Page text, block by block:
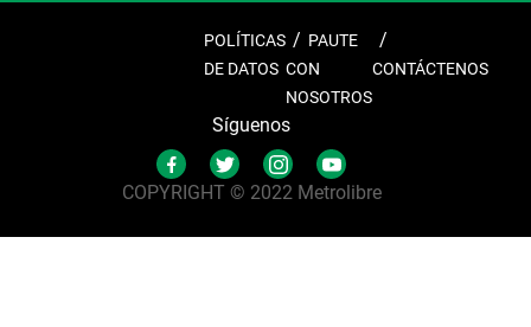
POLÍTICAS
DE DATOS
PAUTE
CON
NOSOTROS
CONTÁCTENOS
Síguenos
COPYRIGHT © 2022 Metrolibre